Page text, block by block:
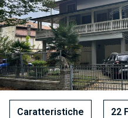
Caratteristiche 22